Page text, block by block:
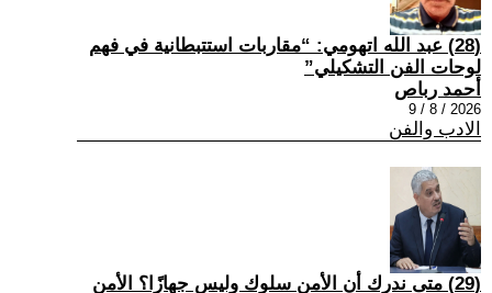
(28) عبد الله اتهومي: “مقاربات استتبطانية في فهم
لوحات الفن التشكيلي”
أحمد رباص
2026 / 8 / 9
الادب والفن
(29) متى ندرك أن الأمن سلوك وليس جهازًا؟ الأمن